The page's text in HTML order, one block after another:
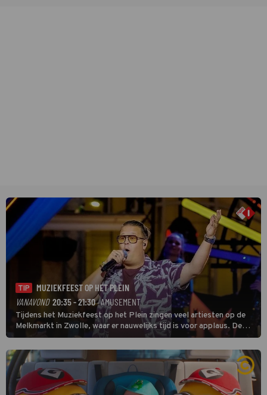
TIP
MUZIEKFEEST OP HET PLEIN
VANAVOND 20:35 - 21:30· AMUSEMENT
Tijdens het Muziekfeest op het Plein zingen veel artiesten op de
Melkmarkt in Zwolle, waar er nauwelijks tijd is voor applaus. De
grootste namen zijn André Hazes, Jannes, René Froger en
natuurlijk Rutger van Barneveld met zijn hit Zwoele Zomernachten.